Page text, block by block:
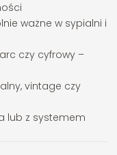
ważne w sypialni i
czy cyfrowy –
vintage czy
lub z systemem